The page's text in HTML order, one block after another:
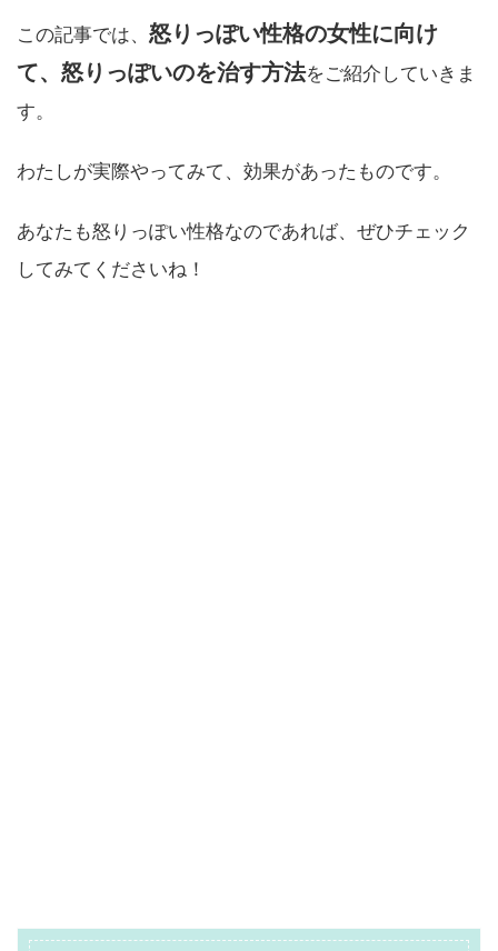
この記事では、 怒りっぽい性格の女性に向け
て、怒りっぽいのを治す方法をご紹介していきま
す。
わたしが実際やってみて、効果があったものです。
あなたも怒りっぽい性格なのであれば、ぜひチェック
してみてくださいね！